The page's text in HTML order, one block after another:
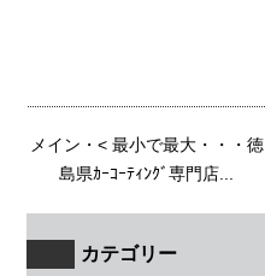
メイン ・< 最小で最大・・・徳
島県ｶｰｺｰﾃｨﾝｸﾞ専門店...
カテゴリー